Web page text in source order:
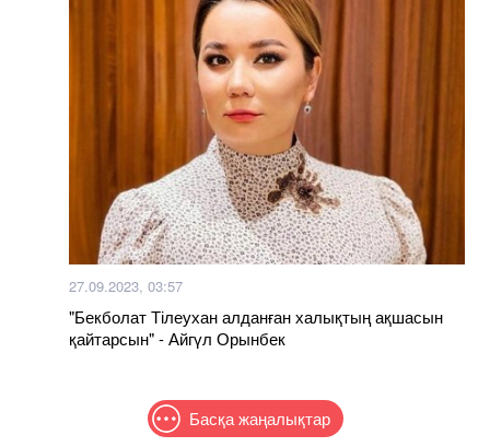
27.09.2023, 03:57
"Бекболат Тілеухан алданған халықтың ақшасын
қайтарсын" - Айгүл Орынбек
Басқа жаңалықтар